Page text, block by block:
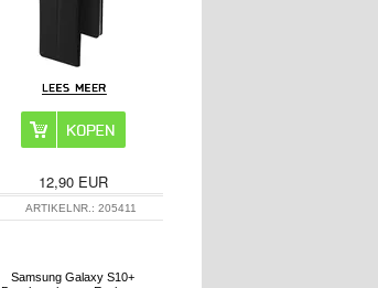
12,90EUR
ARTIKELNR.:205411
Samsung Galaxy S10+